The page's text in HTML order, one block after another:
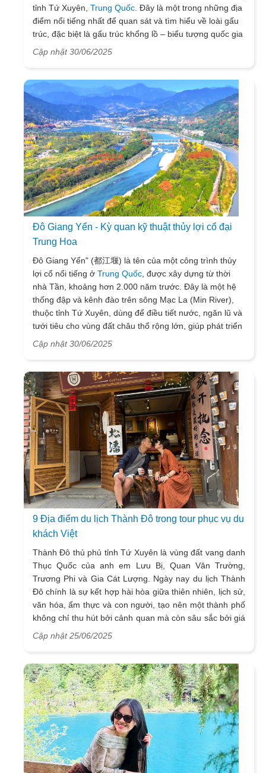
tỉnh Tứ Xuyên, Trung Quốc . Đây là một trong những địa
điểm nổi tiếng nhất để quan sát và tìm hiểu về loài gấu
trúc, đặc biệt là gấu trúc khổng lồ – biểu tượng quốc gia
của Trung Quốc.
Cập nhật 30/06/2025
Đô Giang Yển - Kỳ quan kỹ thuật thủy lợi cổ đại
Trung Hoa
Đô Giang Yển" (都江堰) là tên của một công trình thủy
lợi cổ nổi tiếng ở Trung Quốc , được xây dựng từ thời
nhà Tần, khoảng hơn 2.000 năm trước. Đây là một hệ
thống đập và kênh đào trên sông Mạc La (Min River),
thuộc tỉnh Tứ Xuyên, dùng để điều tiết nước, ngăn lũ và
tưới tiêu cho vùng đất châu thổ rộng lớn, giúp phát triển
nông nghiệp và sinh hoạt cho người dân địa
thúc đẩy sự phát triển kinh tế xã hội ở khu vực Tứ
Xuyên và cũng là minh chứng cho trình độ kỹ thuật thủy
lợi tiên tiến của người xưa. Hiện nay, Đô Giang Yển
cũng được UNESCO công nhận là Di sản Văn hóa Thế
giới.
Cập nhật 30/06/2025
9 Địa điểm du lịch Thành Đô trong tour phục vụ du
khách Việt
Thành Đô thủ phủ tỉnh Tứ Xuyên là vùng đất vang danh
Thục Quốc của anh em Lưu Bị, Quan Văn Trường,
Trương Phi và Gia Cát Lượng. Ngày nay du lịch Thành
Đô chính là sự kết hợp hài hòa giữa thiên nhiên, lịch sử,
văn hóa, ẩm thực và con người, tạo nên một thành phố
không chỉ thu hút bởi cảnh quan mà còn sâu sắc bởi giá
trị truyền thống và nét hiện đại phồn thịnh. Đây thực sự
cùng VietSense khám phá những địa danh nổi tiếng có
trong cáctour Thành Đô - Cửu Trại Câuphục vụ du
khách Việt.
Cập nhật 25/06/2025